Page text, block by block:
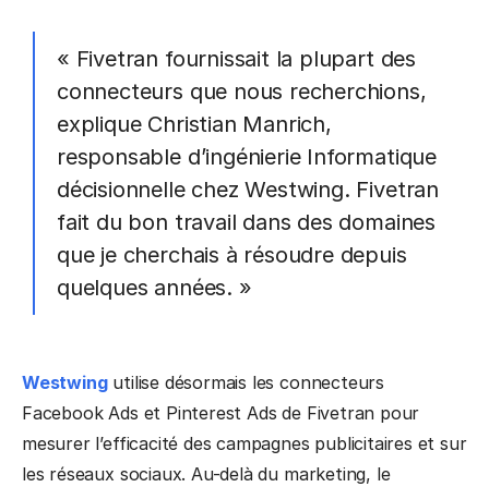
« Fivetran fournissait la plupart des
connecteurs que nous recherchions,
explique Christian Manrich,
responsable d’ingénierie Informatique
décisionnelle chez Westwing. Fivetran
fait du bon travail dans des domaines
que je cherchais à résoudre depuis
quelques années. »
Westwingutilise désormais les connecteurs
Facebook Ads et Pinterest Ads de Fivetran pour
mesurer l’efficacité des campagnes publicitaires et sur
les réseaux sociaux. Au-delà du marketing, le